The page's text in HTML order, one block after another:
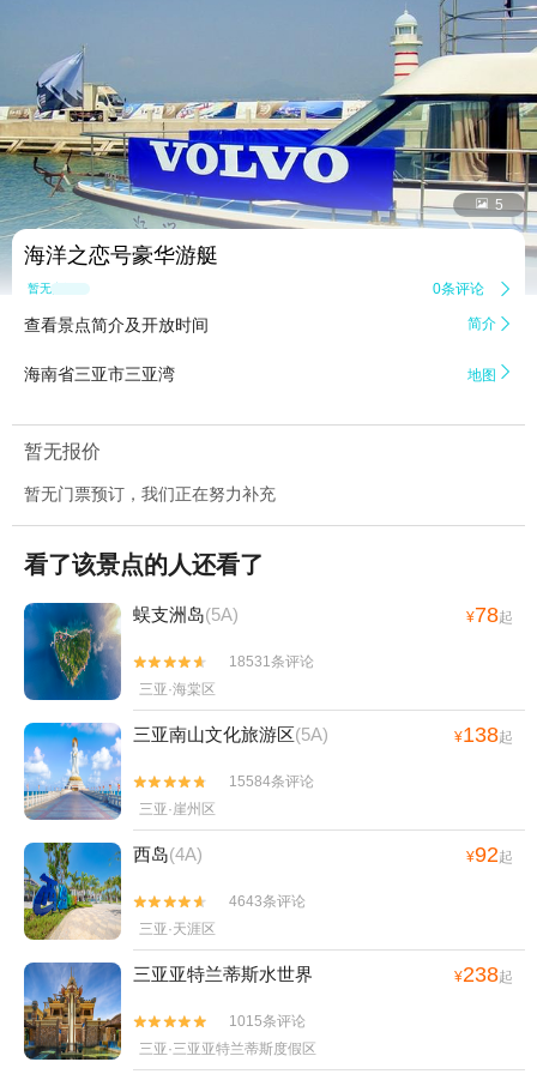
 5
海洋之恋号豪华游艇
暂无点评 0条评论 
查看景点简介及开放时间 简介 
海南省三亚市三亚湾 地图 
暂无报价
暂无门票预订，我们正在努力补充
看了该景点的人还看了
蜈支洲岛(5A) ¥78起


18531条评论
三亚·海棠区
三亚南山文化旅游区(5A) ¥138起


15584条评论
三亚·崖州区
西岛(4A) ¥92起


4643条评论
三亚·天涯区
三亚亚特兰蒂斯水世界 ¥238起


1015条评论
三亚·三亚亚特兰蒂斯度假区